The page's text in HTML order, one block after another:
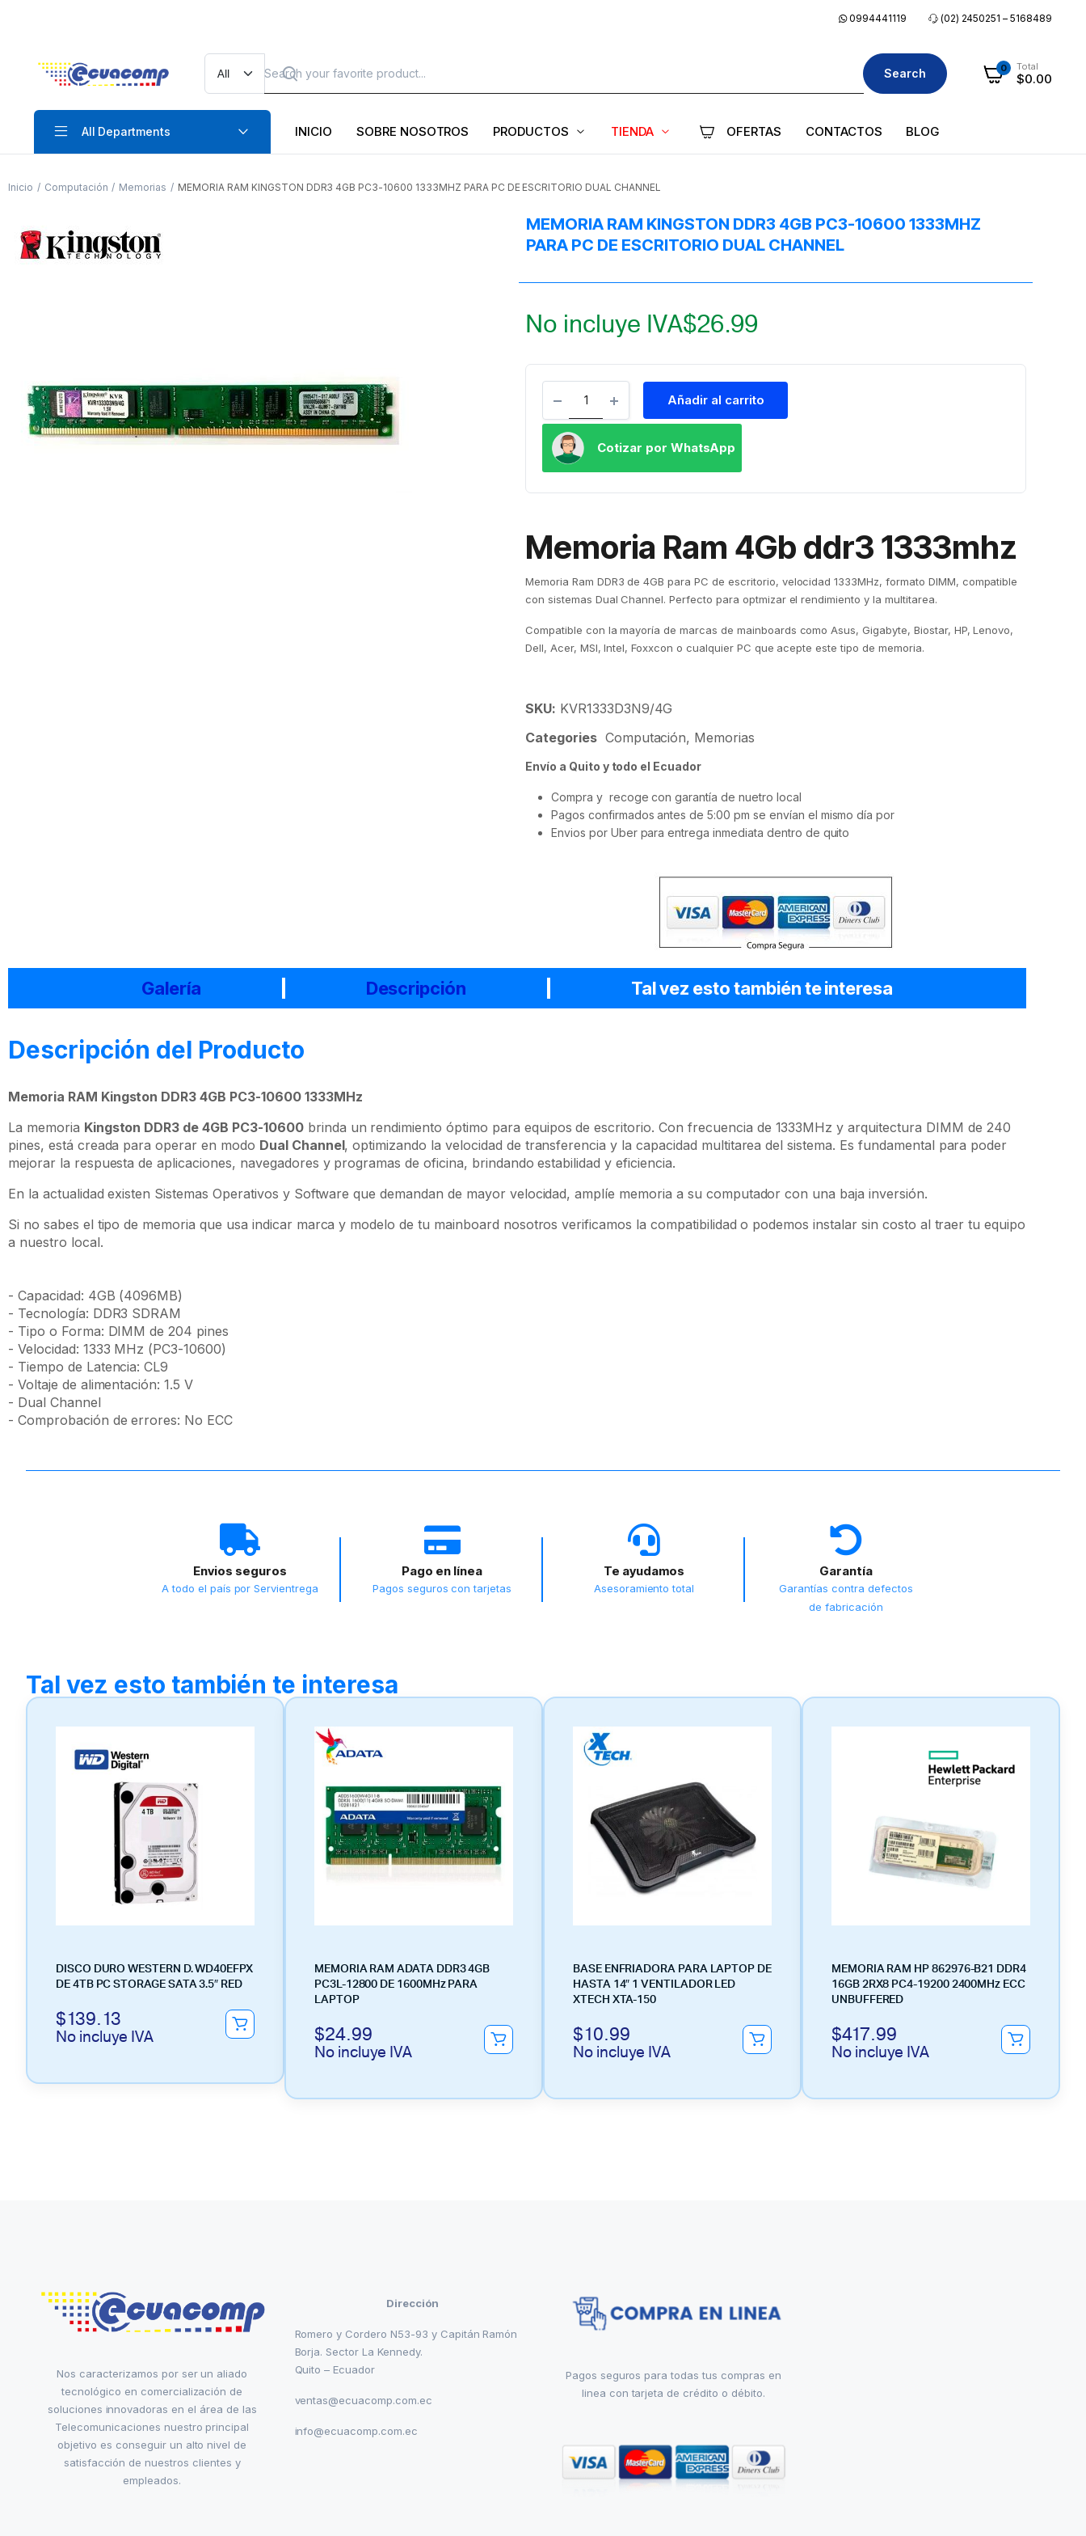
0994441119 (02) 2450251 – 5168489
Search 0 Total
$0.00
All Departments INICIO SOBRE NOSOTROS PRODUCTOS TIENDA OFERTAS CONTACTOS BLOG
Inicio Computación Memorias MEMORIA RAM KINGSTON DDR3 4GB PC3-10600 1333MHZ PARA PC DE ESCRITORIO DUAL CHANNEL
MEMORIA RAM KINGSTON DDR3 4GB PC3-10600 1333MHZ
PARA PC DE ESCRITORIO DUAL CHANNEL
$26.99
No incluye IVA
Añadir al carrito
Cotizar por WhatsApp
Memoria Ram 4Gb ddr3 1333mhz
Memoria Ram DDR3 de 4GB para PC de escritorio, velocidad 1333MHz, formato DIMM, compatible
con sistemas Dual Channel. Perfecto para optmizar el rendimiento y la multitarea.
Compatible con la mayoría de marcas de mainboards como Asus, Gigabyte, Biostar, HP, Lenovo,
Dell, Acer, MSI, Intel, Foxxcon o cualquier PC que acepte este tipo de memoria.
SKU: KVR1333D3N9/4G
Categories Computación, Memorias
Envío a Quito y todo el Ecuador
Compra y recoge con garantía de nuetro local
Pagos confirmados antes de 5:00 pm se envían el mismo día por
Envios por Uber para entrega inmediata dentro de quito
Galería Descripción Tal vez esto también te interesa
Descripción del Producto
Memoria RAM Kingston DDR3 4GB PC3-10600 1333MHz
La memoria Kingston DDR3 de 4GB PC3-10600brinda un rendimiento óptimo para equipos de escritorio. Con frecuencia de 1333MHz y arquitectura DIMM de 240
pines, está creada para operar en modo Dual Channel, optimizando la velocidad de transferencia y la capacidad multitarea del sistema. Es fundamental para poder
mejorar la respuesta de aplicaciones, navegadores y programas de oficina, brindando estabilidad y eficiencia.
En la actualidad existen Sistemas Operativos y Software que demandan de mayor velocidad, amplíe memoria a su computador con una baja inversión.
Si no sabes el tipo de memoria que usa indicar marca y modelo de tu mainboard nosotros verificamos la compatibilidad o podemos instalar sin costo al traer tu equipo
a nuestro local.
- Capacidad: 4GB (4096MB)
- Tecnología: DDR3 SDRAM
- Tipo o Forma: DIMM de 204 pines
- Velocidad: 1333 MHz (PC3-10600)
- Tiempo de Latencia: CL9
- Voltaje de alimentación: 1.5 V
- Dual Channel
- Comprobación de errores: No ECC
Envios seguros
A todo el país por Servientrega
Pago en línea
Pagos seguros con tarjetas
Te ayudamos
Asesoramiento total
Garantía
Garantías contra defectos
de fabricación
Tal vez esto también te interesa
DISCO DURO WESTERN D. WD40EFPX
DE 4TB PC STORAGE SATA 3.5″ RED
$139.13
No incluye IVA
MEMORIA RAM ADATA DDR3 4GB
PC3L-12800 DE 1600MHz PARA
LAPTOP
$24.99
No incluye IVA
BASE ENFRIADORA PARA LAPTOP DE
HASTA 14″ 1 VENTILADOR LED
XTECH XTA-150
$10.99
No incluye IVA
MEMORIA RAM HP 862976-B21 DDR4
16GB 2RX8 PC4-19200 2400MHz ECC
UNBUFFERED
$417.99
No incluye IVA
Nos caracterizamos por ser un aliado
tecnológico en comercialización de
soluciones innovadoras en el área de las
Telecomunicaciones nuestro principal
objetivo es conseguir un alto nivel de
satisfacción de nuestros clientes y
empleados.
Dirección
Romero y Cordero N53-93 y Capitán Ramón
Borja. Sector La Kennedy.
Quito – Ecuador
ventas@ecuacomp.com.ec
info@ecuacomp.com.ec
Pagos seguros para todas tus compras en
linea con tarjeta de crédito o débito.